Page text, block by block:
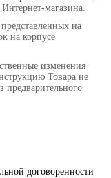
магазина.
на
на корпусе
изменения
Товара не
предварительного
договоренности